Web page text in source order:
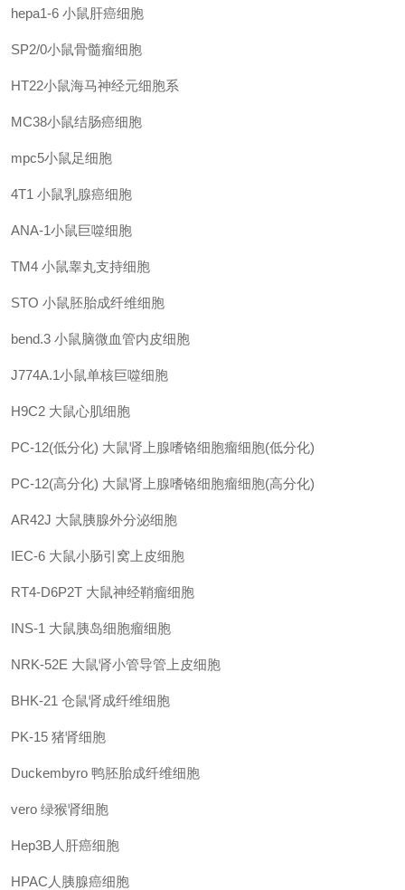
hepa1-6 小鼠肝癌细胞
SP2/0小鼠骨髓瘤细胞
HT22小鼠海马神经元细胞系
MC38小鼠结肠癌细胞
mpc5小鼠足细胞
4T1 小鼠乳腺癌细胞
ANA-1小鼠巨噬细胞
TM4 小鼠睾丸支持细胞
STO 小鼠胚胎成纤维细胞
bend.3 小鼠脑微血管内皮细胞
J774A.1小鼠单核巨噬细胞
H9C2 大鼠心肌细胞
PC-12(低分化) 大鼠肾上腺嗜铬细胞瘤细胞(低分化)
PC-12(高分化) 大鼠肾上腺嗜铬细胞瘤细胞(高分化)
AR42J 大鼠胰腺外分泌细胞
IEC-6 大鼠小肠引窝上皮细胞
RT4-D6P2T 大鼠神经鞘瘤细胞
INS-1 大鼠胰岛细胞瘤细胞
NRK-52E 大鼠肾小管导管上皮细胞
BHK-21 仓鼠肾成纤维细胞
PK-15 猪肾细胞
Duckembyro 鸭胚胎成纤维细胞
vero 绿猴肾细胞
Hep3B人肝癌细胞
HPAC人胰腺癌细胞